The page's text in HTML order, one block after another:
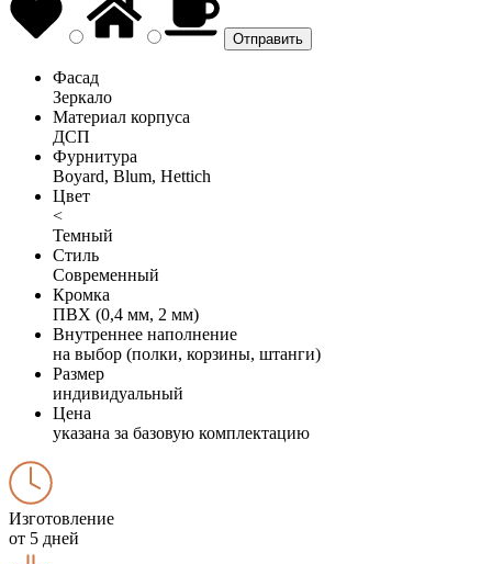
Фасад
Зеркало
Материал корпуса
ДСП
Фурнитура
Boyard, Blum, Hettich
Цвет
<
Темный
Стиль
Современный
Кромка
ПВХ (0,4 мм, 2 мм)
Внутреннее наполнение
на выбор (полки, корзины, штанги)
Размер
индивидуальный
Цена
указана за базовую комплектацию
Изготовление
от 5 дней